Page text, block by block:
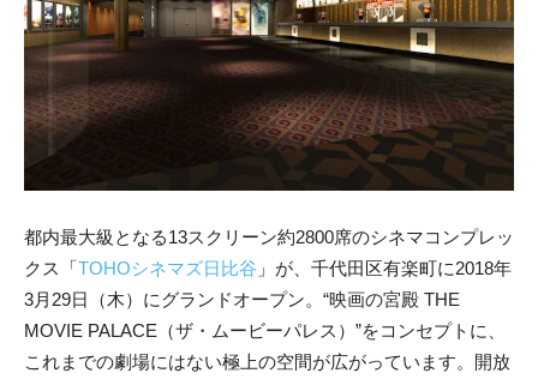
都内最大級となる13スクリーン約2800席のシネマコンプレッ
クス「TOHOシネマズ日比谷 」が、千代田区有楽町に2018年
3月29日（木）にグランドオープン。“映画の宮殿 THE
MOVIE PALACE（ザ・ムービーパレス）”をコンセプトに、
これまでの劇場にはない極上の空間が広がっています。開放